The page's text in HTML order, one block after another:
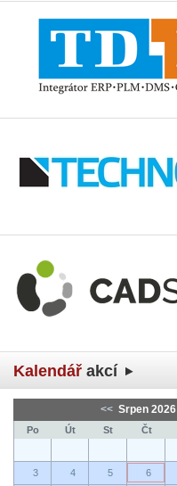
Kalendář akcí
<< Srpen 2026
Po Út St Čt
3 4 5 6